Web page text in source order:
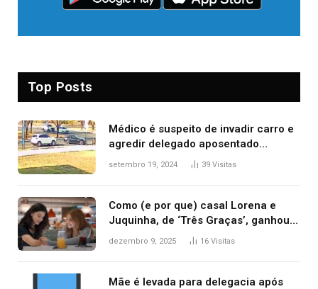
Top Posts
Médico é suspeito de invadir carro e
agredir delegado aposentado
durante confusão no trânsito
setembro 19, 2024 39 Visitas
Como (e por que) casal Lorena e
Juquinha, de ‘Três Graças’, ganhou
repercussão internacional
dezembro 9, 2025 16 Visitas
Mãe é levada para delegacia após